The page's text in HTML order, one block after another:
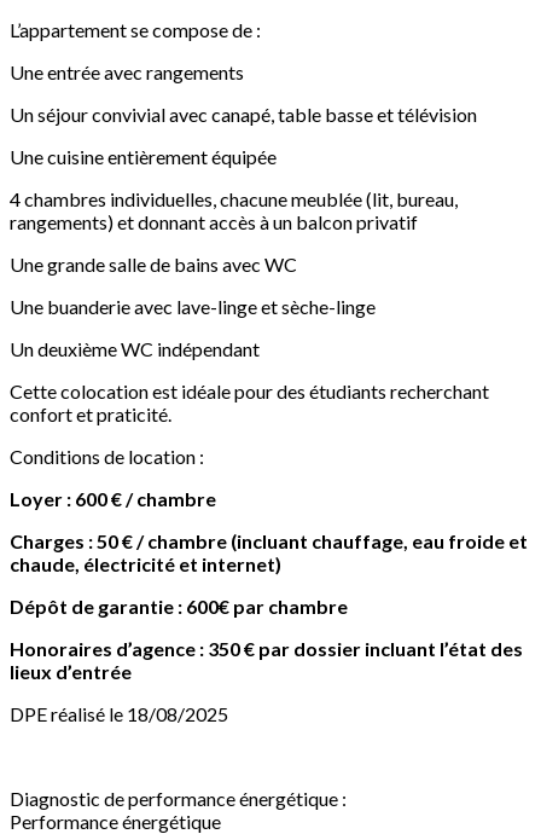
L’appartement se compose de :
Une entrée avec rangements
Un séjour convivial avec canapé, table basse et télévision
Une cuisine entièrement équipée
4 chambres individuelles, chacune meublée (lit, bureau,
rangements) et donnant accès à un balcon privatif
Une grande salle de bains avec WC
Une buanderie avec lave-linge et sèche-linge
Un deuxième WC indépendant
Cette colocation est idéale pour des étudiants recherchant
confort et praticité.
Conditions de location :
Loyer : 600 € / chambre
Charges : 50 € / chambre (incluant chauffage, eau froide et
chaude, électricité et internet)
Dépôt de garantie : 600€ par chambre
Honoraires d’agence : 350 € par dossier incluant l’état des
lieux d’entrée
DPE réalisé le 18/08/2025
Diagnostic de performance énergétique :
Performance énergétique